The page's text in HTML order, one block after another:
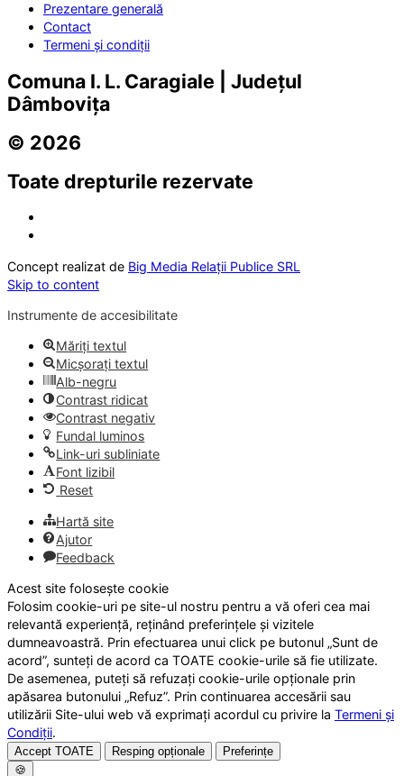
Prezentare generală
Contact
Termeni și condiții
Comuna I. L. Caragiale | Județul
Dâmbovița
© 2026
Toate drepturile rezervate
Concept realizat de Big Media Relații Publice SRL
Skip to content
Instrumente de accesibilitate
Măriți textul
Micșorați textul
Alb-negru
Contrast ridicat
Contrast negativ
Fundal luminos
Link-uri subliniate
Font lizibil
Reset
Hartă site
Ajutor
Feedback
Acest site folosește cookie
Folosim cookie-uri pe site-ul nostru pentru a vă oferi cea mai
relevantă experiență, reținând preferințele și vizitele
dumneavoastră. Prin efectuarea unui click pe butonul „Sunt de
acord”, sunteți de acord ca TOATE cookie-urile să fie utilizate.
De asemenea, puteți să refuzați cookie-urile opționale prin
apăsarea butonului „Refuz”. Prin continuarea accesării sau
utilizării Site-ului web vă exprimați acordul cu privire la Termeni și
Condiții.
Accept TOATE Resping opționale
Preferințe
🍪